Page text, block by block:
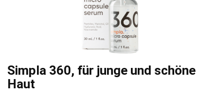
Simpla 360, für junge und schöne
Haut